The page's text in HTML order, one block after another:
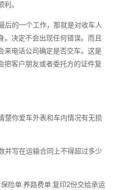
。
的一个工作，那就是对收车人
。决定不会出现任何错误。而且
来电话公司确定是否交车。这是
把客户朋友或者委托方的证件复
你爱车外表和车内情况有无损
写在运输合同上不得超过多少
险单.养路费单.复印2份交给承运